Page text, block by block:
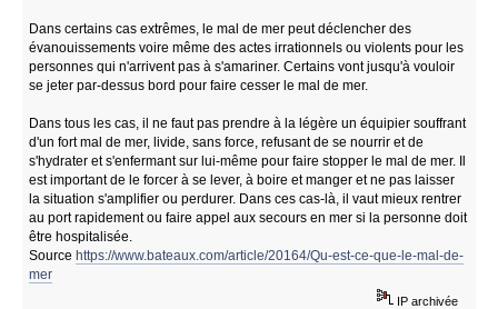
Dans certains cas extrêmes, le mal de mer peut déclencher des
évanouissements voire même des actes irrationnels ou violents pour les
personnes qui n'arrivent pas à s'amariner. Certains vont jusqu'à vouloir
se jeter par-dessus bord pour faire cesser le mal de mer.
Dans tous les cas, il ne faut pas prendre à la légère un équipier souffrant
d'un fort mal de mer, livide, sans force, refusant de se nourrir et de
s'hydrater et s'enfermant sur lui-même pour faire stopper le mal de mer. Il
est important de le forcer à se lever, à boire et manger et ne pas laisser
la situation s'amplifier ou perdurer. Dans ces cas-là, il vaut mieux rentrer
au port rapidement ou faire appel aux secours en mer si la personne doit
être hospitalisée.
Sourcehttps://www.bateaux.com/article/20164/Qu-est-ce-que-le-mal-de-
mer
IP archivée